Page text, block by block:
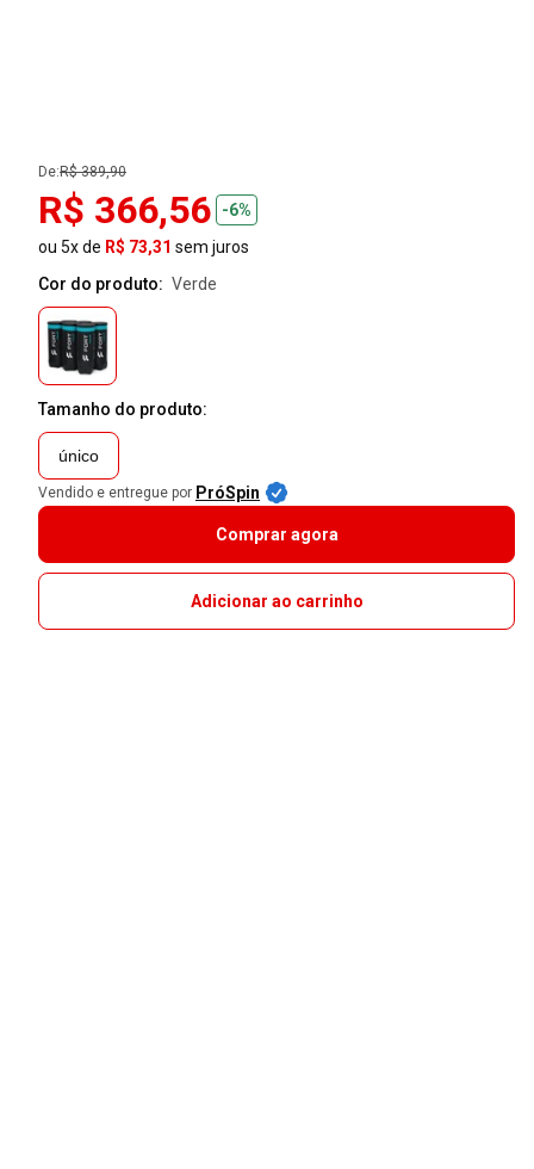
De:R$ 389,90
R$ 366,56
-6%
ou 5x de R$ 73,31 sem juros
Cor do produto:
verde
Tamanho do produto:
único
Vendido e entregue por PróSpin
Comprar agora
Adicionar ao carrinho